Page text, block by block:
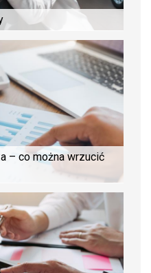
– co można wrzucić